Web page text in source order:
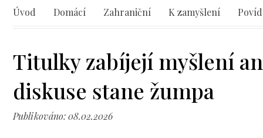
Úvod Domácí Zahraniční K zamyšlení
Titulky zabíjejí myšlení
diskuse stane žumpa
Publikováno: 08.02.2026